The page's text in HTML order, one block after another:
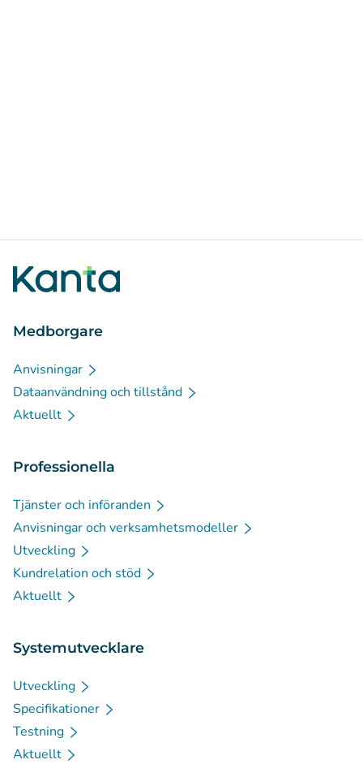
Medborgare
Anvisningar
Dataanvändning och tillstånd
Aktuellt
Professionella
Tjänster och införanden
Anvisningar och verksamhetsmodeller
Utveckling
Kundrelation och stöd
Aktuellt
Systemutvecklare
Utveckling
Specifikationer
Testning
Aktuellt